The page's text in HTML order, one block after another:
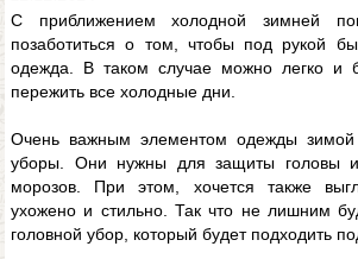
С приближением холодной зимней
позаботиться о том, чтобы под рукой
одежда. В таком случае можно легко и
пережить все холодные дни.
Очень важным элементом одежды зимой
уборы. Они нужны для защиты головы
морозов. При этом, хочется также
ухожено и стильно. Так что не лишним
головной убор, который будет подходить